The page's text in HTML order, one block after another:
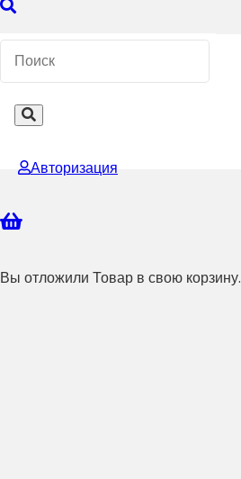
Авторизация
Вы отложили Товар в свою корзину.